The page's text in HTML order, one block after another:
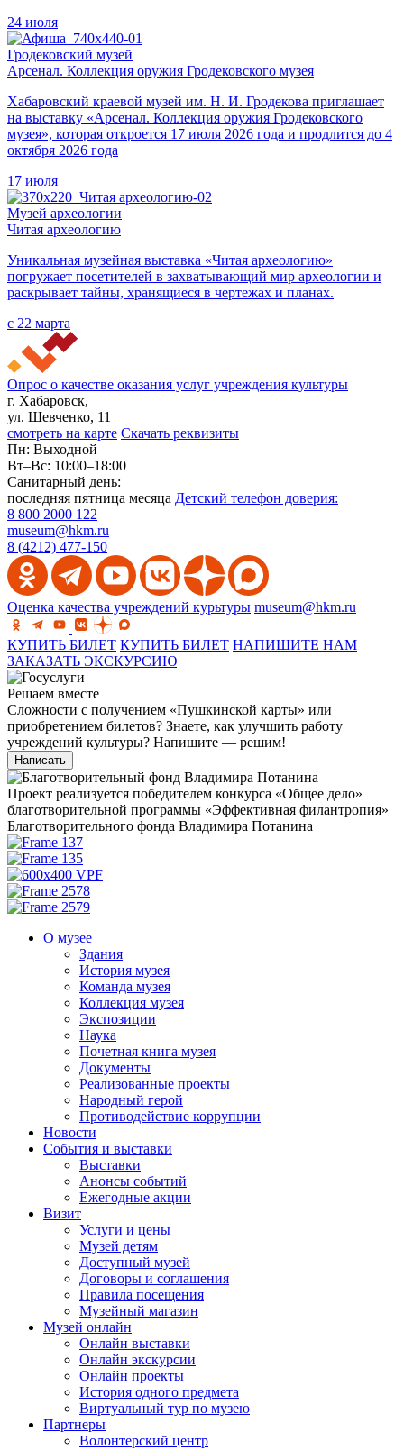
24 июля
Гродековский музей
Арсенал. Коллекция оружия Гродековского музея
Хабаровский краевой музей им. Н. И. Гродекова приглашает
на выставку «Арсенал. Коллекция оружия Гродековского
музея», которая откроется 17 июля 2026 года и продлится до 4
октября 2026 года
17 июля
Музей археологии
Читая археологию
Уникальная музейная выставка «Читая археологию»
погружает посетителей в захватывающий мир археологии и
раскрывает тайны, хранящиеся в чертежах и планах.
с 22 марта
Опрос о качестве оказания услуг учреждения культуры
г. Хабаровск,
ул. Шевченко, 11
смотреть на карте Скачать реквизиты
Пн: Выходной
Вт–Вс: 10:00–18:00
Санитарный день:
последняя пятница месяца Детский телефон доверия:
8 800 2000 122
museum@hkm.ru
8 (4212) 477-150
Оценка качества учреждений курьтуры museum@hkm.ru
КУПИТЬ БИЛЕТ КУПИТЬ БИЛЕТ НАПИШИТЕ НАМ
ЗАКАЗАТЬ ЭКСКУРСИЮ
Решаем вместе
Сложности с получением «Пушкинской карты» или
приобретением билетов? Знаете, как улучшить работу
учреждений культуры? Напишите — решим!
Написать
Проект реализуется победителем конкурса «Общее дело»
благотворительной программы «Эффективная филантропия»
Благотворительного фонда Владимира Потанина
О музее
Здания
История музея
Команда музея
Коллекция музея
Экспозиции
Наука
Почетная книга музея
Документы
Реализованные проекты
Народный герой
Противодействие коррупции
Новости
События и выставки
Выставки
Анонсы событий
Ежегодные акции
Визит
Услуги и цены
Музей детям
Доступный музей
Договоры и соглашения
Правила посещения
Музейный магазин
Музей онлайн
Онлайн выставки
Онлайн экскурсии
Онлайн проекты
История одного предмета
Виртуальный тур по музею
Партнеры
Волонтерский центр